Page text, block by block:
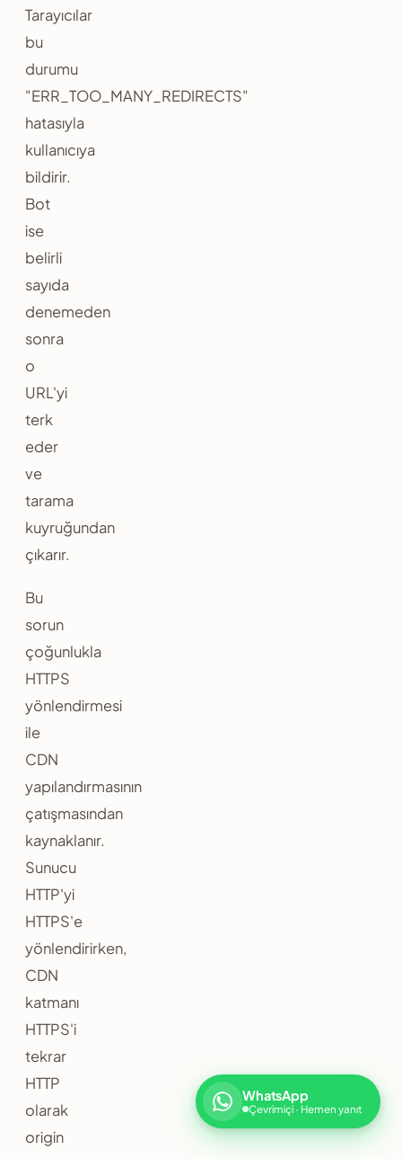
Tarayıcılar
bu
durumu
"ERR_TOO_MANY_REDIRECTS"
hatasıyla
kullanıcıya
bildirir.
Bot
ise
belirli
sayıda
denemeden
sonra
o
URL'yi
terk
eder
ve
tarama
kuyruğundan
çıkarır.
Bu
sorun
çoğunlukla
HTTPS
yönlendirmesi
ile
CDN
yapılandırmasının
çatışmasından
kaynaklanır.
Sunucu
HTTP'yi
HTTPS'e
yönlendirirken,
CDN
katmanı
HTTPS'i
tekrar
HTTP
olarak
origin
WhatsApp
Çevrimiçi · Hemen yanıt